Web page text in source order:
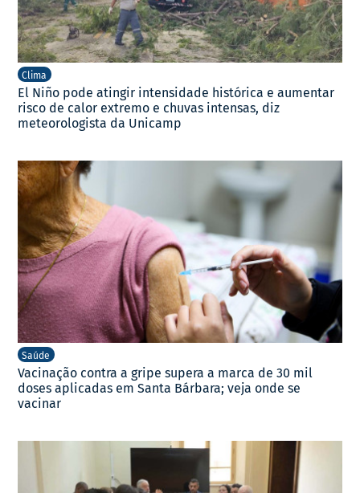
Clima
El Niño pode atingir intensidade histórica e aumentar
risco de calor extremo e chuvas intensas, diz
meteorologista da Unicamp
Saúde
Vacinação contra a gripe supera a marca de 30 mil
doses aplicadas em Santa Bárbara; veja onde se
vacinar